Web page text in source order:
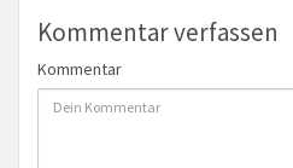
Kommentar verfassen
Kommentar